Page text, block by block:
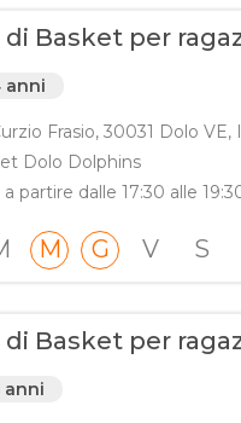
di Basket per
anni
Frasio, 30031 Dolo VE,
Dolo Dolphins
a partire dalle 17:30 alle
M G V S
di Basket per
anni